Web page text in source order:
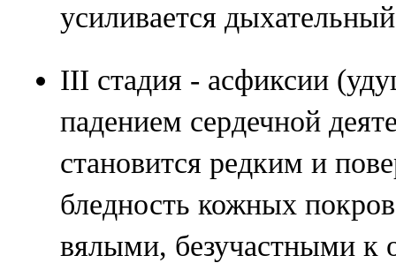
усиливается
III стадия - асфиксии
падением сердечной
становится редким и
бледность кожных
вялыми, безучастными к